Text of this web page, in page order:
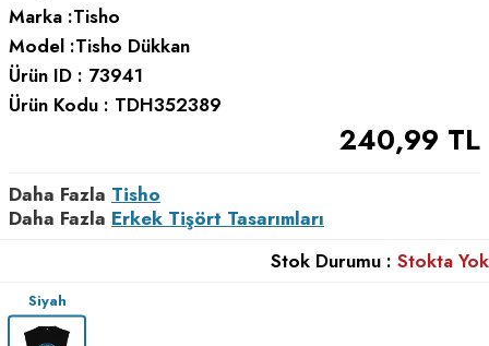
Marka :Tisho
Model :Tisho Dükkan
Ürün ID : 73941
Ürün Kodu : TDH352389
240,99 TL
Daha Fazla Tisho
Daha Fazla Erkek Tişört Tasarımları
Stok Durumu : Stokta Yok
Siyah